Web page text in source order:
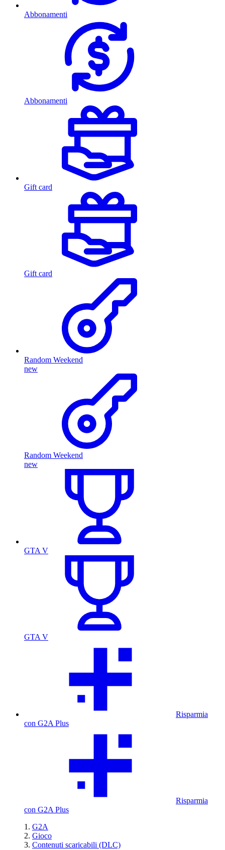
Abbonamenti
Abbonamenti
Gift card
Gift card
Random Weekend
new
Random Weekend
new
GTA V
GTA V
Risparmia
con G2A Plus
Risparmia
con G2A Plus
G2A
Gioco
Contenuti scaricabili (DLC)